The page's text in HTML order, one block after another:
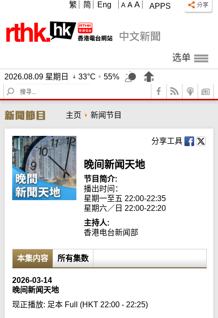
APPS
A A A
繁 简 Eng
选单
2026.08.09 星期日 33°C
55%
S
e
r
c
h
主页 新闻节目
分享工具
晚间新闻天地
节目简介:
播出时间：
星期一至五 22:00-22:35
星期六／日 22:00-22:20
主持人:
香港电台新闻部
本集内容 所有集数
2026-03-14
晚间新闻天地
现正播放: 足本 Full (HKT 22:00 - 22:25)